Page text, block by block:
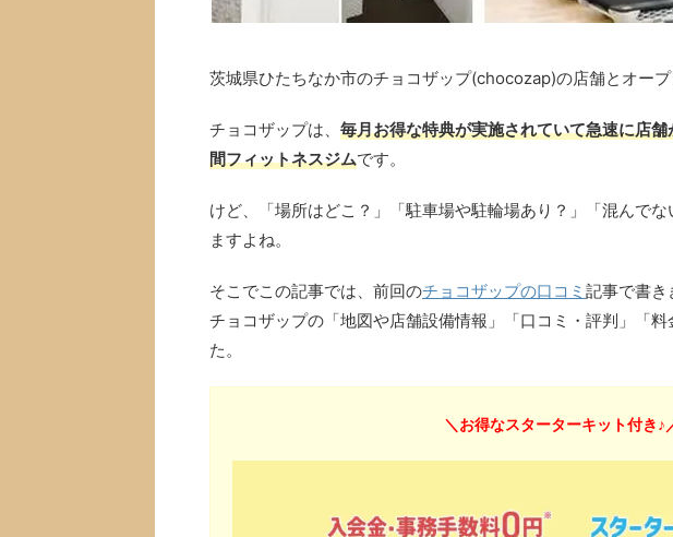
茨城県ひたちなか市のチョコザップ(chocozap)の店舗とオープ
チョコザップは、 毎月お得な特典が実施されていて急速に店
間フィットネスジムです。
けど、「場所はどこ？」「駐車場や駐輪場あり？」「混んで
ますよね。
そこでこの記事では、前回のチョコザップの口コミ 記事で書き
チョコザップの「地図や店舗設備情報」「口コミ・評判」「
た。
＼お得なスターターキット付き♪